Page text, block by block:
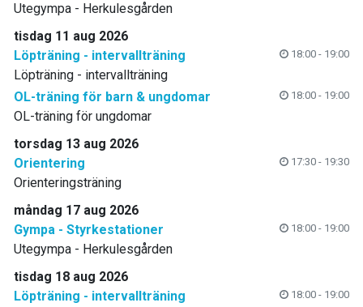
Utegympa - Herkulesgården
tisdag 11 aug 2026
Löpträning - intervallträning
18:00 - 19:00
Löpträning - intervallträning
OL-träning för barn & ungdomar
18:00 - 19:00
OL-träning för ungdomar
torsdag 13 aug 2026
Orientering
17:30 - 19:30
Orienteringsträning
måndag 17 aug 2026
Gympa - Styrkestationer
18:00 - 19:00
Utegympa - Herkulesgården
tisdag 18 aug 2026
Löpträning - intervallträning
18:00 - 19:00